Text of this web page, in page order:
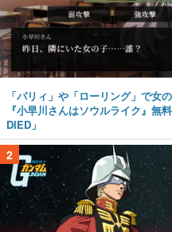
「パリィ」や「ローリング」で女
『小早川さんはソウルライク』無
DIED」
2